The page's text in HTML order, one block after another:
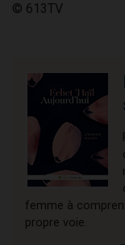
© 613TV
femme à
propre voie.